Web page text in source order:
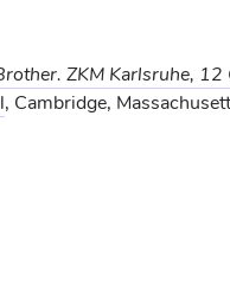
ZKM Karlsruhe,
, Cambridge,